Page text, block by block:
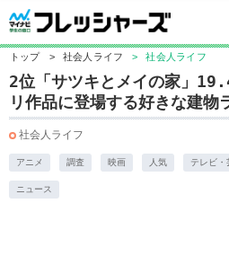
トップ > 社会人ライフ > 社会人ライフ
2位「サツキとメイの家」
リ作品に登場する好きな建
社会人ライフ
アニメ 調査 映画 人気 テレビ・
ニュース